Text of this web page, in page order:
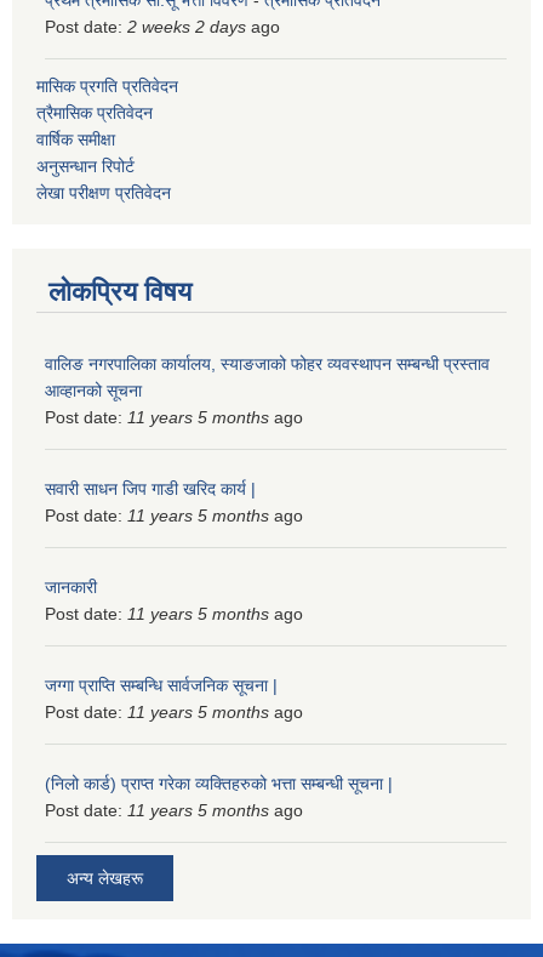
Post date: 2 weeks 2 days ago
मासिक प्रगति प्रतिवेदन
त्रैमासिक प्रतिवेदन
वार्षिक समीक्षा
अनुसन्धान रिपोर्ट
लेखा परीक्षण प्रतिवेदन
लोकप्रिय विषय
वालिङ नगरपालिका कार्यालय, स्याङजाको फोहर व्यवस्थापन सम्बन्धी प्रस्ताव
आव्हानको सूचना
Post date: 11 years 5 months ago
सवारी साधन जिप गाडी खरिद कार्य |
Post date: 11 years 5 months ago
जानकारी
Post date: 11 years 5 months ago
जग्गा प्राप्ति सम्बन्धि सार्वजनिक सूचना |
Post date: 11 years 5 months ago
(निलो कार्ड) प्राप्त गरेका व्यक्तिहरुको भत्ता सम्बन्धी सूचना |
Post date: 11 years 5 months ago
अन्य लेखहरू